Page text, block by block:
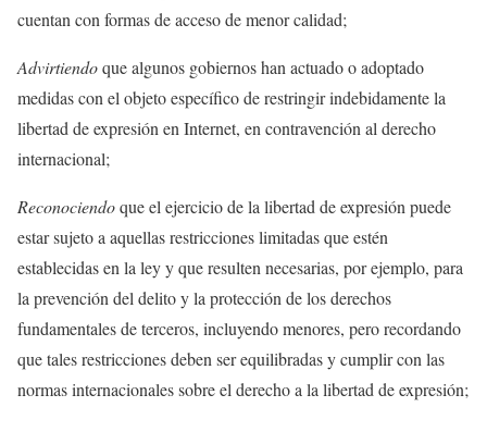
cuentan con formas de acceso de menor calidad;
Advirtiendoque algunos gobiernos han actuado o adoptado
medidas con el objeto específico de restringir indebidamente la
libertad de expresión en Internet, en contravención al derecho
internacional;
Reconociendoque el ejercicio de la libertad de expresión puede
estar sujeto a aquellas restricciones limitadas que estén
establecidas en la ley y que resulten necesarias, por ejemplo, para
la prevención del delito y la protección de los derechos
fundamentales de terceros, incluyendo menores, pero recordando
que tales restricciones deben ser equilibradas y cumplir con las
normas internacionales sobre el derecho a la libertad de expresión;